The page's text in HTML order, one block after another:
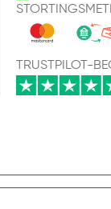
TRUSTPILOT-